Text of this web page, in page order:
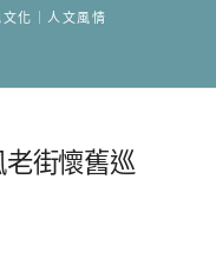
化｜人文風情
街懷舊巡